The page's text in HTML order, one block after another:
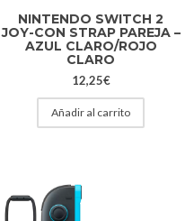
NINTENDO SWITCH 2
JOY-CON STRAP PAREJA –
AZUL CLARO/ROJO
CLARO
12,25€
Añadir al carrito